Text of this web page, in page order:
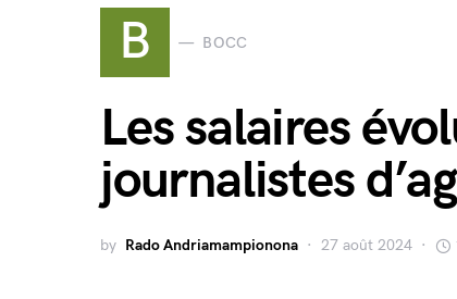
B BOCC
Les salaires
journalistes
by Rado Andriamampionona 27 août 2024